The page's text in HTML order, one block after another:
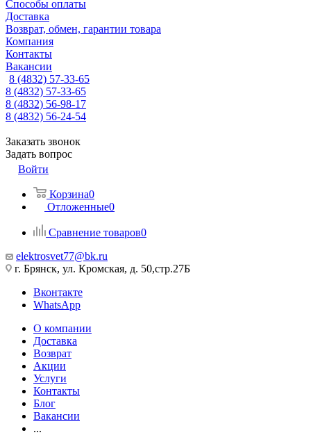
Способы оплаты
Доставка
Возврат, обмен, гарантии товара
Компания
Контакты
Вакансии
8 (4832) 57-33-65
8 (4832) 57-33-65
8 (4832) 56-98-17
8 (4832) 56-24-54
Заказать звонок
Задать вопрос
Войти
Корзина0
Отложенные0
Сравнение товаров0
elektrosvet77@bk.ru
г. Брянск, ул. Кромская, д. 50,стр.27Б
Вконтакте
WhatsApp
О компании
Доставка
Возврат
Акции
Услуги
Контакты
Блог
Вакансии
...